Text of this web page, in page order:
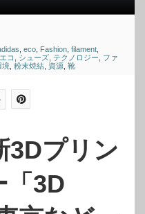
eco Fashion filament
エコ シューズ テクノロジー
ファ
境 粉末焼結 資源 靴
3Dプリン
「3D